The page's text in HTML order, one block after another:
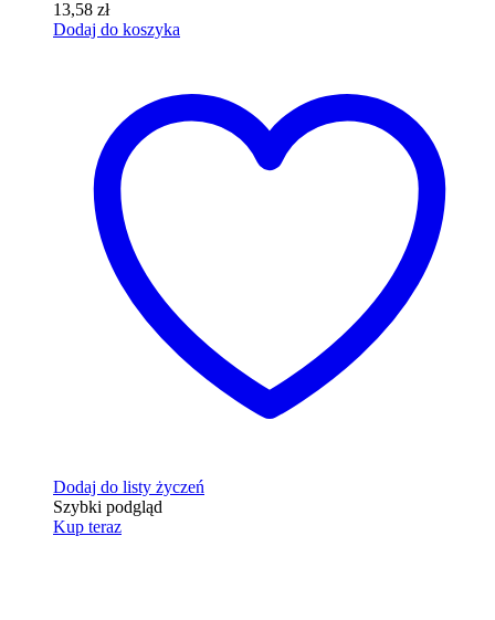
13,58 zł
Dodaj do koszyka
Dodaj do listy życzeń
Szybki podgląd
Kup teraz